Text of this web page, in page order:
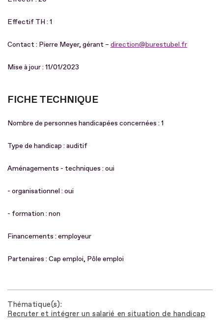
Effectif TH : 1
Contact : Pierre Meyer, gérant – direction@burestubel.fr
Mise à jour : 11/01/2023
FICHE TECHNIQUE
Nombre de personnes handicapées concernées : 1
Type de handicap : auditif
Aménagements - techniques : oui
- organisationnel : oui
- formation : non
Financements : employeur
Partenaires : Cap emploi, Pôle emploi
Thématique(s)
Recruter et intégrer un salarié en situation de handicap